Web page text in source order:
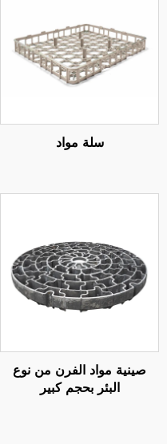
سلة مواد
صينية مواد الفرن من نوع
البئر بحجم كبير